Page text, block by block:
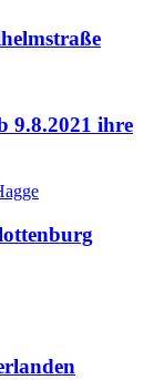
9.8.2021 ihre